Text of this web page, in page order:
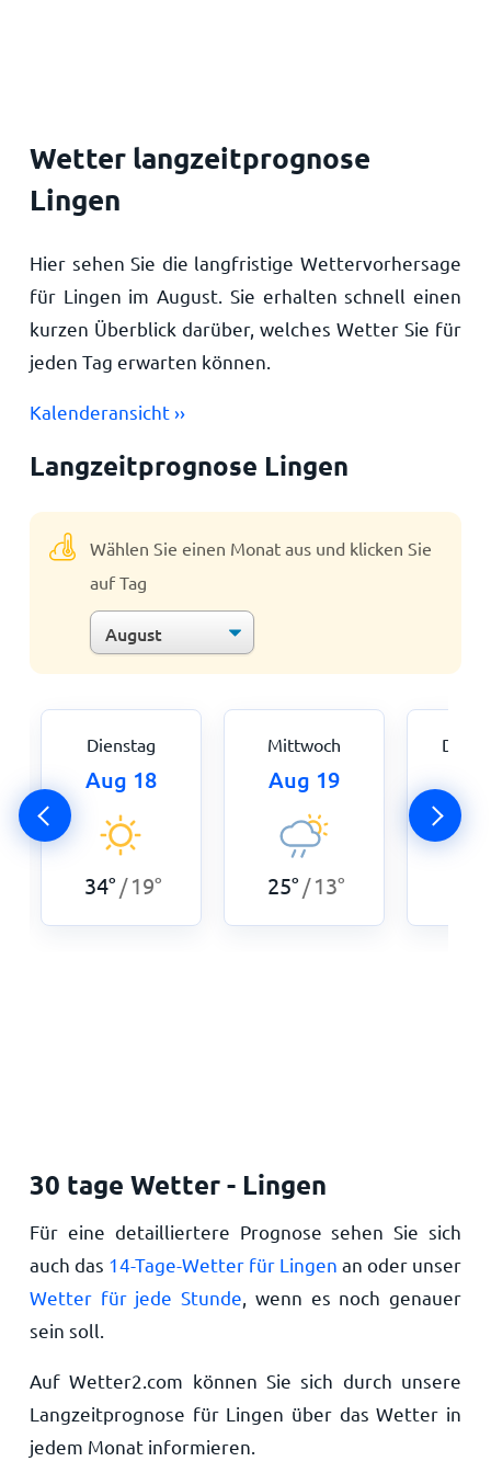
Wetter langzeitprognose
Lingen
Hier sehen Sie die langfristige Wettervorhersage
für Lingen im August. Sie erhalten schnell einen
kurzen Überblick darüber, welches Wetter Sie für
jeden Tag erwarten können.
Kalenderansicht ››
Langzeitprognose Lingen
Wählen Sie einen Monat aus und klicken Sie
auf Tag
Dienstag
Aug 18
34° /19°
Mittwoch
Aug 19
25° /13°
30 tage Wetter - Lingen
Für eine detailliertere Prognose sehen Sie sich
auch das 14-Tage-Wetter für Lingen an oder unser
Wetter für jede Stunde , wenn es noch genauer
sein soll.
Auf Wetter2.com können Sie sich durch unsere
Langzeitprognose für Lingen über das Wetter in
jedem Monat informieren.